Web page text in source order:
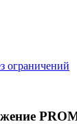
ограничений